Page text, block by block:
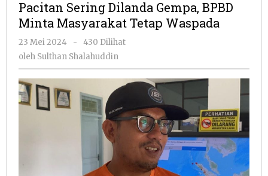
Gempa,
Pacitan Sering Dilanda Gempa, BPBD
Minta Masyarakat Tetap Waspada
23 Mei 2024
oleh
Sulthan
-
430 Dilihat
oleh Sulthan Shalahuddin